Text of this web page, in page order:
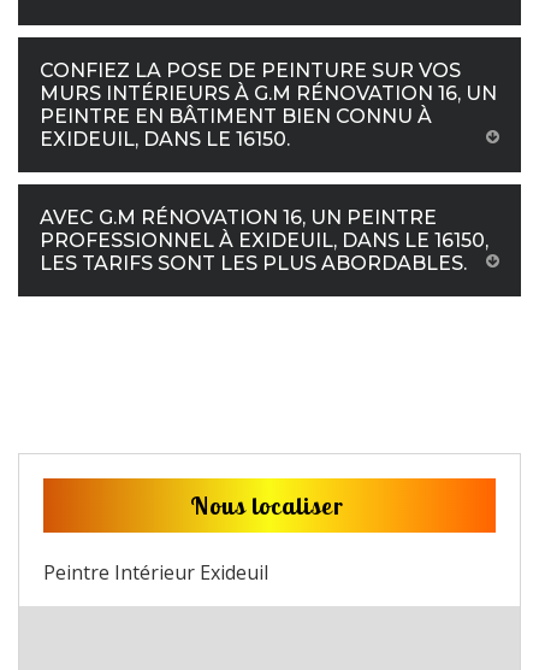
CONFIEZ LA POSE DE PEINTURE SUR VOS
MURS INTÉRIEURS À G.M RÉNOVATION 16, UN
PEINTRE EN BÂTIMENT BIEN CONNU À
EXIDEUIL, DANS LE 16150.
AVEC G.M RÉNOVATION 16, UN PEINTRE
PROFESSIONNEL À EXIDEUIL, DANS LE 16150,
LES TARIFS SONT LES PLUS ABORDABLES.
Nous localiser
Peintre Intérieur Exideuil